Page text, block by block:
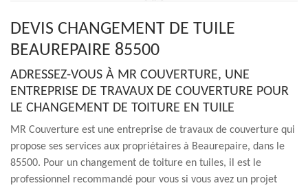
DEVIS CHANGEMENT DE TUILE
BEAUREPAIRE 85500
ADRESSEZ-VOUS À MR COUVERTURE, UNE
ENTREPRISE DE TRAVAUX DE COUVERTURE POUR
LE CHANGEMENT DE TOITURE EN TUILE
MR Couverture est une entreprise de travaux de couverture qui
propose ses services aux propriétaires à Beaurepaire, dans le
85500. Pour un changement de toiture en tuiles, il est le
professionnel recommandé pour vous si vous avez un projet